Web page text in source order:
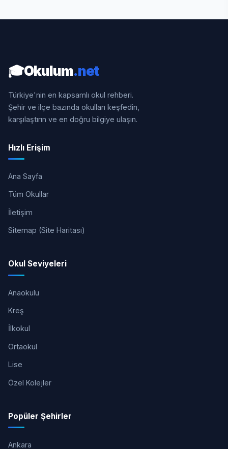
🎓Okulum.net
Türkiye'nin en kapsamlı okul rehberi.
Şehir ve ilçe bazında okulları keşfedin,
karşılaştırın ve en doğru bilgiye ulaşın.
Hızlı Erişim
Ana Sayfa
Tüm Okullar
İletişim
Sitemap (Site Haritası)
Okul Seviyeleri
Anaokulu
Kreş
İlkokul
Ortaokul
Lise
Özel Kolejler
Popüler Şehirler
Ankara